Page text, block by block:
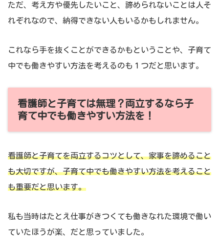
ただ、考え方や優先したいこと、諦められないことは人そ
れぞれなので、納得できない人もいるかもしれません。
これなら手を抜くことができるかもということや、子育て
中でも働きやすい方法を考えるのも１つだと思います。
看護師と子育ては無理？両立するなら子
育て中でも働きやすい方法を！
看護師と子育てを両立するコツとして、家事を諦めること
も大切ですが、子育て中でも働きやすい方法を考えること
も重要だと思います。
私も当時はたとえ仕事がきつくても働きなれた環境で働い
ていたほうが楽、だと思っていました。